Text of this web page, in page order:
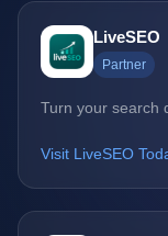
LiveSEO
Partner
Turn your search
Visit LiveSEO